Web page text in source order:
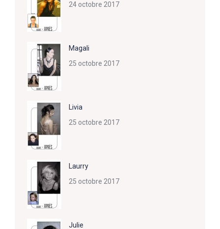
24 octobre 2017
Magali
25 octobre 2017
Livia
25 octobre 2017
Laurry
25 octobre 2017
Julie